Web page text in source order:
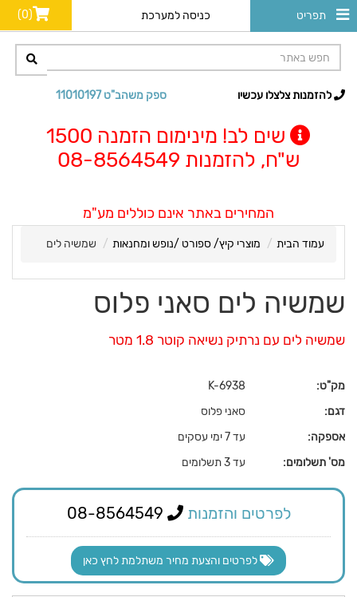
תפריט כניסה למערכת (0)
ספק משהב"ט 11010197 להזמנות צלצלו עכשיו
שים לב! מינימום הזמנה 1500
ש"ח, להזמנות 08-8564549
המחירים באתר אינם כוללים מע"מ
עמוד הבית מוצרי קיץ/ ספורט /נופש ומחנאות שמשיה לים
שמשיה לים סאני פלוס
שמשיה לים עם נרתיק נשיאה קוטר 1.8 מטר
מק"ט:
K-6938
דגם:
סאני פלוס
אספקה:
עד 7 ימי עסקים
מס' תשלומים:
עד 3 תשלומים
לפרטים והזמנות
לפרטים והצעת מחיר משתלמת לחץ כאן